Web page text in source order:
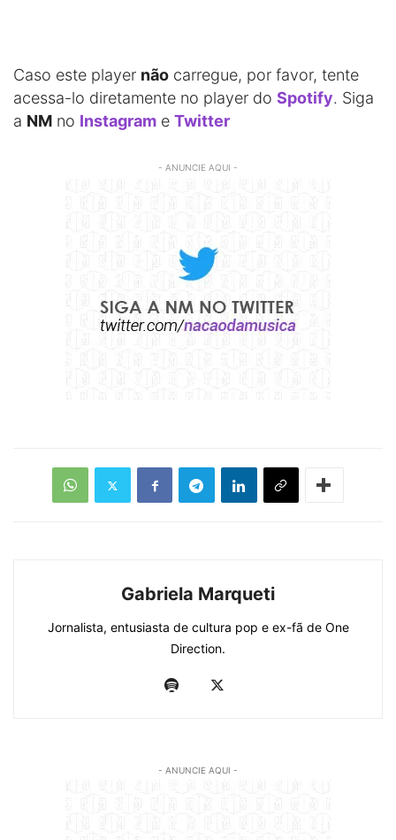
Caso este player não carregue, por favor, tente
acessa-lo diretamente no player do Spotify. Siga
a NM no Instagram e Twitter
- ANUNCIE AQUI -
Gabriela Marqueti
Jornalista, entusiasta de cultura pop e ex-fã de One
Direction.
- ANUNCIE AQUI -